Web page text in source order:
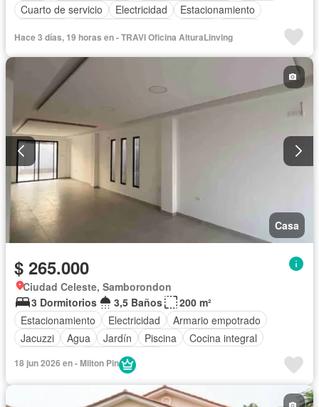
Cuarto de servicio
Electricidad
Estacionamiento
Seguridad
Hace 3 días, 19 horas en - TRAVI Oficina AlturaLinving
Casa
$ 265.000
Ciudad Celeste, Samborondon
3 Dormitorios
3,5 Baños
200 m²
Estacionamiento
Electricidad
Armario empotrado
Jacuzzi
Agua Jardín Piscina
Cocina integral
Área para niños
Acceso para personas con discapacidad
Garita de guardianía
Gimnasio Solo familias
18 jun 2026 en - Milton Pin